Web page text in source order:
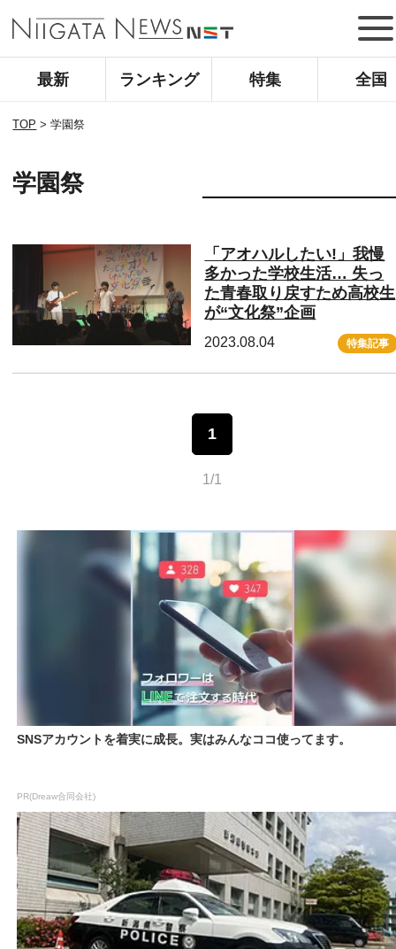
最新 ランキング 特集 全国
TOP >学園祭
学園祭
「アオハルしたい!」我慢
多かった学校生活… 失っ
た青春取り戻すため高校生
が“文化祭”企画
2023.08.04 特集記事
1
1/1
SNSアカウントを着実に成長。実はみんなココ使ってます。
PR(Dreaw合同会社)